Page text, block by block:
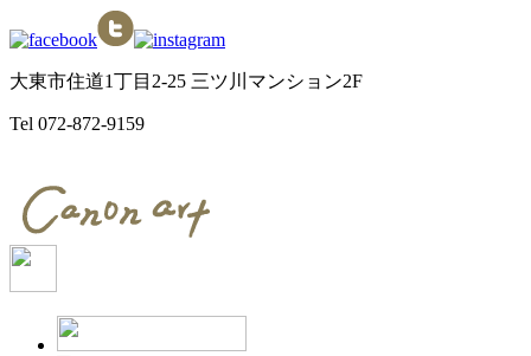
大東市住道1丁目2-25 三ツ川マンション2F
Tel 072-872-9159